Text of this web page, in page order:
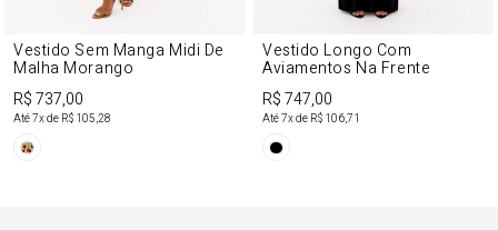
Vestido Sem Manga Midi De
Malha Morango
R$ 737,00
Até7x de R$ 105,28
Vestido Longo Com
Aviamentos Na Frente
R$ 747,00
Até7x de R$ 106,71